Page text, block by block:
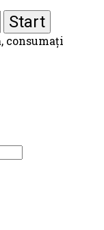
consumați